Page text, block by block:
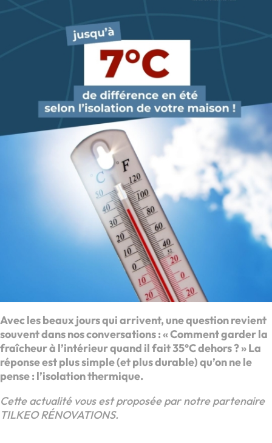
Avec les beaux jours qui arrivent, une question revient
souvent dans nos conversations : « Comment garder la
fraîcheur à l’intérieur quand il fait 35°C dehors ? » La
réponse est plus simple (et plus durable) qu’on ne le
pense : l’isolation thermique.
Cette actualité vous est proposée par notre partenaire
TILKEO RÉNOVATIONS.